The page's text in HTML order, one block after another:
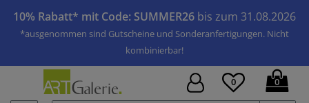
10% Rabatt* mit Code: SUMMER26 bis zum 31.08.2026
*ausgenommen sind Gutscheine und Sonderanfertigungen. Nicht
kombinierbar!
0 0